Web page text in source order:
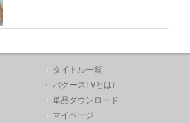
タイトル一覧
バグースTVとは?
単品ダウンロード
マイページ